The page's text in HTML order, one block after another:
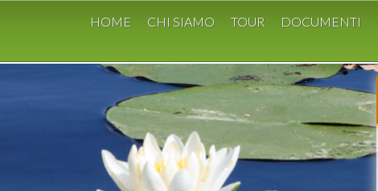
HOME CHI SIAMO TOUR DOCUMENTI